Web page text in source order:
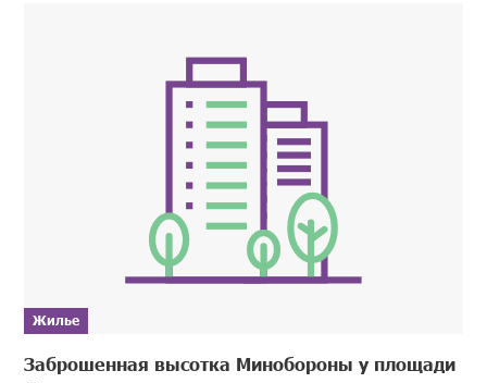
Жилье
Заброшенная высотка Минобороны у площади